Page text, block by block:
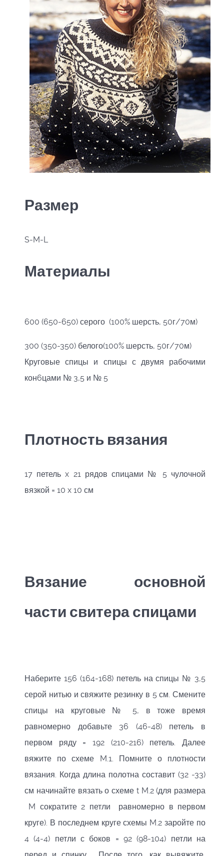
Размер
S-M-L
Материалы
600 (650-650) серого (100% шерсть, 50г/70м)
300 (350-350) белого(100% шерсть, 50г/70м)
Круговые спицы и спицы с двумя рабочими
кон6цами № 3,5 и № 5
Плотность вязания
17 петель x 21 рядов спицами № 5 чулочной
вязкой = 10 x 10 см
Вязание основной
части свитера спицами
Наберите 156 (164-168) петель на спицы № 3,5
серой нитью и свяжите резинку в 5 см. Смените
спицы на круговые № 5, в тоже время
равномерно добавьте 36 (46-48) петель в
первом ряду = 192 (210-216) петель. Далее
вяжите по схеме M.1. Помните о плотности
вязания. Когда длина полотна составит (32 -33)
см начинайте вязать о схеме t M.2 (для размера
M сократите 2 петли равномерно в первом
круге). В последнем круге схемы M.2 заройте по
4 (4-4) петли с боков = 92 (98-104) петли на